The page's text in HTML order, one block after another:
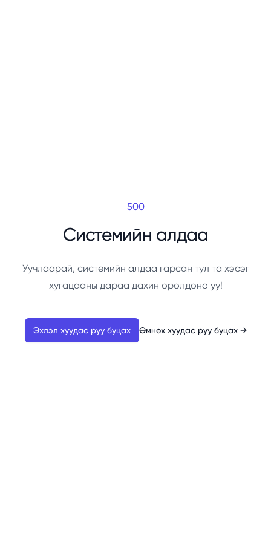
500
Системийн алдаа
Уучлаарай, системийн алдаа гарсан тул та хэсэг
хугацааны дараа дахин оролдоно уу!
Эхлэл хуудас руу буцах Өмнөх хуудас руу буцах →